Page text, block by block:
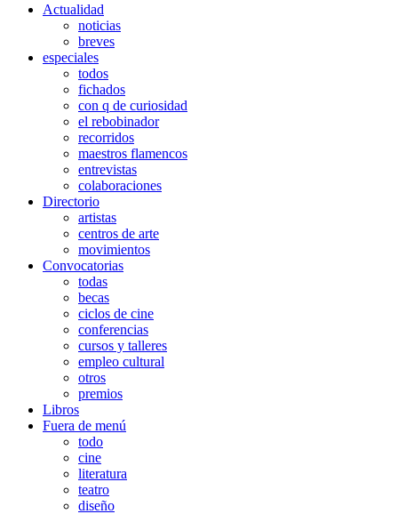
Actualidad
noticias
breves
especiales
todos
fichados
con q de curiosidad
el rebobinador
recorridos
maestros flamencos
entrevistas
colaboraciones
Directorio
artistas
centros de arte
movimientos
Convocatorias
todas
becas
ciclos de cine
conferencias
cursos y talleres
empleo cultural
otros
premios
Libros
Fuera de menú
todo
cine
literatura
teatro
diseño